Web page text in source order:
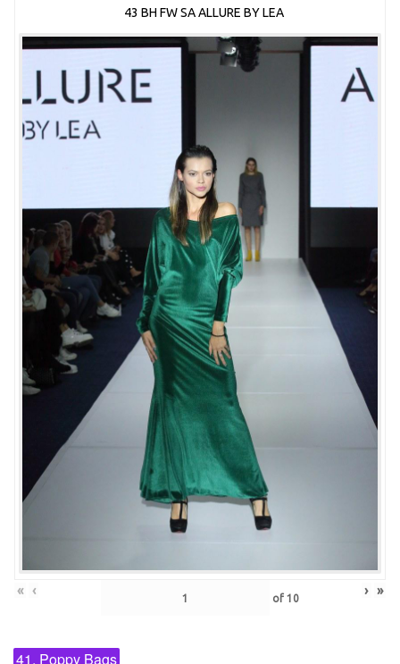
43 BH FW SA ALLURE BY LEA
« ‹ of 10 › »
41. Poppy Bags